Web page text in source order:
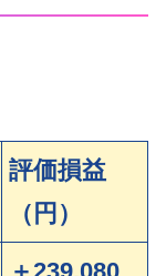
評価損益
（円）